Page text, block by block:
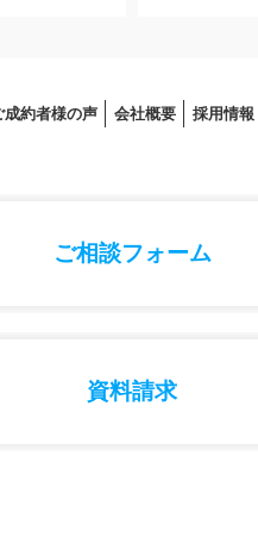
成約者様の声 会社概要 採⽤情報
ご相談フォーム
資料請求